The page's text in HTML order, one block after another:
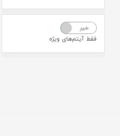
خیر
فقط آیتم‌های ویژه